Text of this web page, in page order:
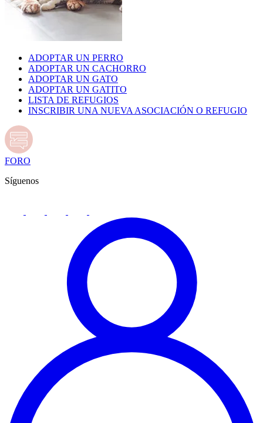
ADOPTAR UN PERRO
ADOPTAR UN CACHORRO
ADOPTAR UN GATO
ADOPTAR UN GATITO
LISTA DE REFUGIOS
INSCRIBIR UNA NUEVA ASOCIACIÓN O REFUGIO
FORO
Síguenos